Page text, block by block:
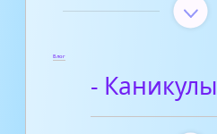
Блог
- Каникулы